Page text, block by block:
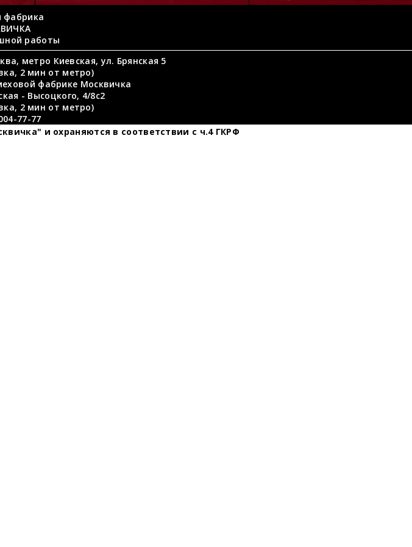
фабрика
работы
метро Киевская, ул. Брянская 5
2 мин от метро)
фабрике Москвичка
- Высоцкого, 4/8c2
2 мин от метро)
77-77
и охраняются в соответствии с ч.4 ГКРФ